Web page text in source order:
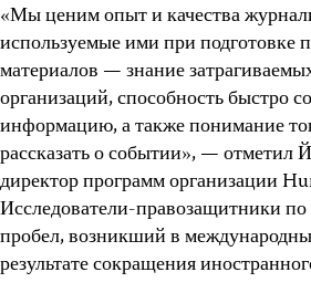
«Мы ценим опыт и качества
используемые ими при подготовке
материалов — знание
организаций, способность быстро
информацию, а также понимание
рассказать о событии», — отметил
директор программ организации
Исследователи-правозащитники
пробел, возникший в
результате сокращения